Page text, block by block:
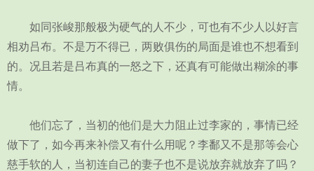
如同张峻那般极为硬气的人不少，可也有不少人以好言
相劝吕布。不是万不得已，两败俱伤的局面是谁也不想看到
的。况且若是吕布真的一怒之下，还真有可能做出糊涂的事
情。
他们忘了，当初的他们是大力阻止过李家的，事情已经
做下了，如今再来补偿又有什么用呢？李鄱又不是那等会心
慈手软的人，当初连自己的妻子也不是说放弃就放弃了吗？